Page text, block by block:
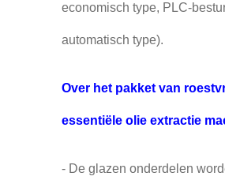
economisch type, PLC-
automatisch type).
Over het pakket van
essentiële olie extractie
- De glazen onderdelen